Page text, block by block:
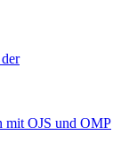
mit OJS und OMP